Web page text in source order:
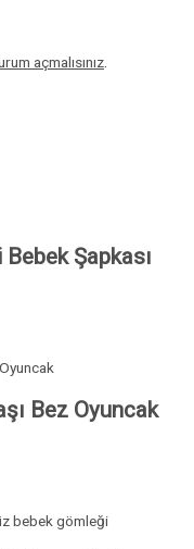
açmalısınız.
Şapkası
Bez Oyuncak